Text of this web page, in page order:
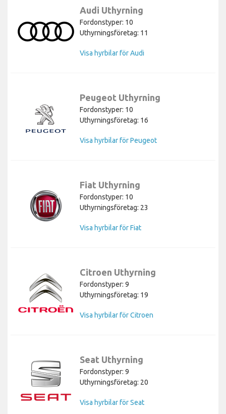
Audi Uthyrning
Fordonstyper: 10
Uthyrningsföretag: 11
Visa hyrbilar för Audi
Peugeot Uthyrning
Fordonstyper: 10
Uthyrningsföretag: 16
Visa hyrbilar för Peugeot
Fiat Uthyrning
Fordonstyper: 10
Uthyrningsföretag: 23
Visa hyrbilar för Fiat
Citroen Uthyrning
Fordonstyper: 9
Uthyrningsföretag: 19
Visa hyrbilar för Citroen
Seat Uthyrning
Fordonstyper: 9
Uthyrningsföretag: 20
Visa hyrbilar för Seat